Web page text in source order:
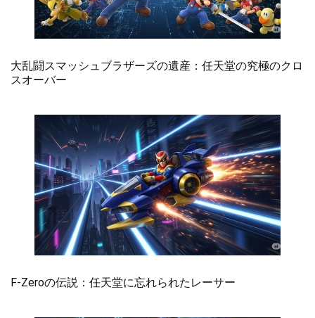
大乱闘スマッシュブラザーズの遺産：任天堂の究極のクロ
スオーバー
F-Zeroの伝説：任天堂に忘れられたレーサー